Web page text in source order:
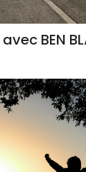
BEN